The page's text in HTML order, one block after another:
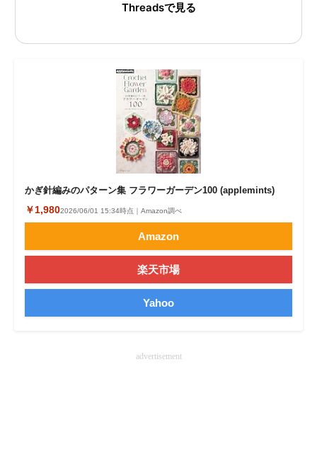
経営リーダーのコミュニティ
マーケ×ITの今がよく分かる
ITエンジニア向け専門サイト
企業向けIT製品の総合サイト
IT製品の技術・比較・事例
製造業のIT導入・活用を支援
モノづくり技術者専門サイト
エレクトロニクス専門サイト
エネルギーの専門メディア
Threadsで見る
かぎ針編みのパターン集 フラワーガーデン100 (applemints)
￥1,9802026/06/01 15:34時点｜Amazon調べ
Amazon
楽天市場
Yahoo
advertisement